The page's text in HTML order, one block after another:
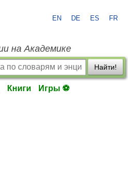
EN DE ES FR
на Академике
Найти!
Книги Игры ⚽